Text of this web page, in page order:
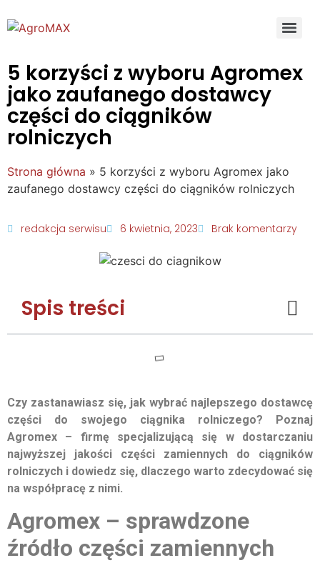
5 korzyści z wyboru Agromex
jako zaufanego dostawcy
części do ciągników
rolniczych
Strona główna » 5 korzyści z wyboru Agromex jako
zaufanego dostawcy części do ciągników rolniczych
redakcja serwisu 6 kwietnia, 2023 Brak komentarzy
Spis treści
Czy zastanawiasz się, jak wybrać najlepszego dostawcę
części do swojego ciągnika rolniczego? Poznaj
Agromex – firmę specjalizującą się w dostarczaniu
najwyższej jakości części zamiennych do ciągników
rolniczych i dowiedz się, dlaczego warto zdecydować się
na współpracę z nimi.
Agromex – sprawdzone
źródło części zamiennych